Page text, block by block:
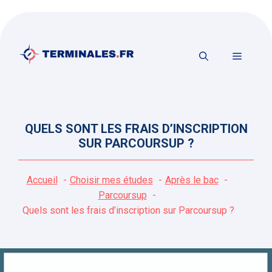
contenu
MENU
QUELS SONT LES FRAIS D’INSCRIPTION
SUR PARCOURSUP ?
Accueil Choisir mes études
Après le bac
Parcoursup
Quels sont les frais d’inscription sur Parcoursup ?